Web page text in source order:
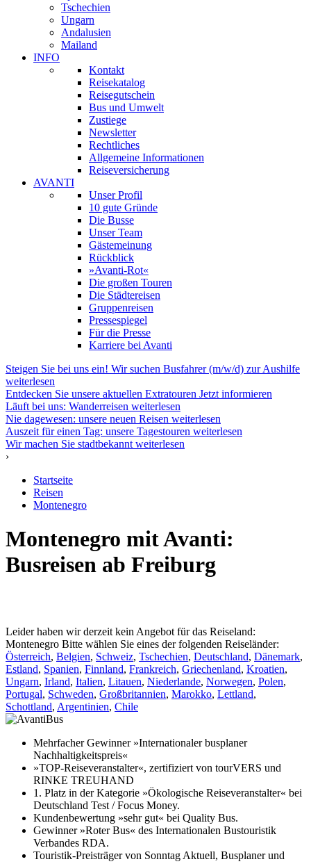
Tschechien
Ungarn
Andalusien
Mailand
INFO
Kontakt
Reisekatalog
Reisegutschein
Bus und Umwelt
Zustiege
Newsletter
Rechtliches
Allgemeine Informationen
Reiseversicherung
AVANTI
Unser Profil
10 gute Gründe
Die Busse
Unser Team
Gästemeinung
Rückblick
»Avanti-Rot«
Die großen Touren
Die Städtereisen
Gruppenreisen
Pressespiegel
Für die Presse
Karriere bei Avanti
Steigen Sie bei uns ein! Wir suchen Busfahrer (m/w/d) zur Aushilfe
weiterlesen
Entdecken Sie unsere aktuellen Extratouren Jetzt informieren
Läuft bei uns: Wanderreisen weiterlesen
Nie dagewesen: unsere neuen Reisen weiterlesen
Auszeit für einen Tag: unsere Tagestouren weiterlesen
Wir machen Sie stadtbekannt weiterlesen
›
Startseite
Reisen
Montenegro
Montenegro mit Avanti:
Busreisen ab Freiburg
Leider haben wir derzeit kein Angebot für das Reiseland:
Montenegro Bitte wählen Sie eines der folgenden Reiseländer:
Österreich, Belgien, Schweiz, Tschechien, Deutschland, Dänemark,
Estland, Spanien, Finnland, Frankreich, Griechenland, Kroatien,
Ungarn, Irland, Italien, Litauen, Niederlande, Norwegen, Polen,
Portugal, Schweden, Großbritannien, Marokko, Lettland,
Schottland, Argentinien, Chile
Mehrfacher Gewinner »Internationaler busplaner
Nachhaltigkeitspreis«
»TOP-Reiseveranstalter«, zertifiziert von tourVERS und
RINKE TREUHAND
1. Platz in der Kategorie »Ökologische Reiseveranstalter« bei
Deutschland Test / Focus Money.
Kundenbewertung »sehr gut« bei Quality Bus.
Gewinner »Roter Bus« des Internationalen Bustouristik
Verbandes RDA.
Touristik-Preisträger von Sonntag Aktuell, Busplaner und